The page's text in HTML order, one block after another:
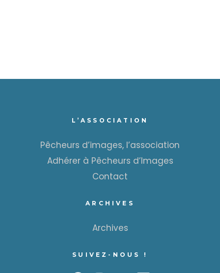
L’ASSOCIATION
Pêcheurs d’images, l’association
Adhérer à Pêcheurs d’Images
Contact
ARCHIVES
Archives
SUIVEZ-NOUS !